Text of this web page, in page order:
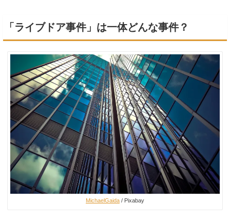
「ライブドア事件」は一体どんな事件？
MichaelGaida / Pixabay